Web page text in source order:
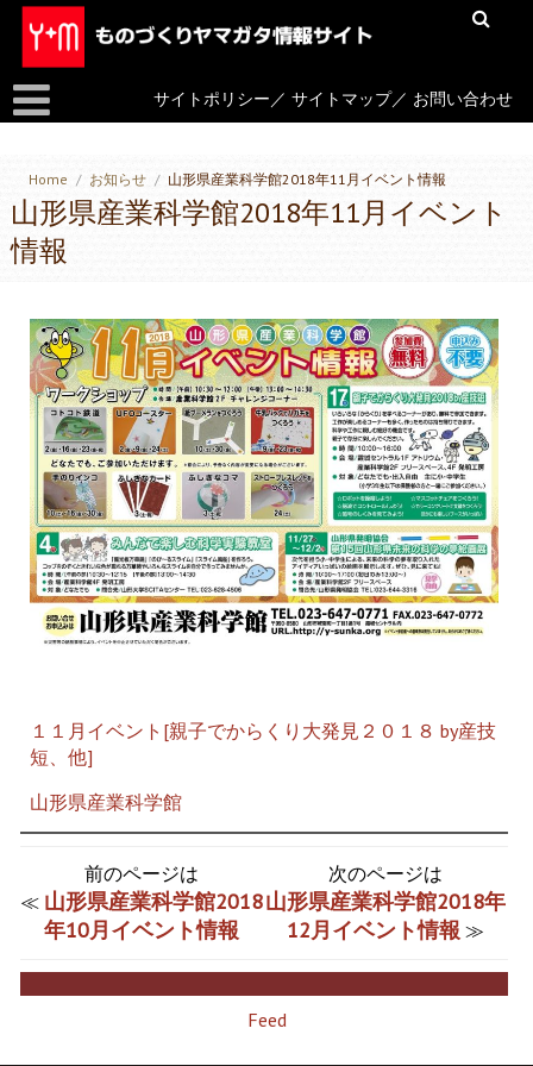
サイトポリシー ／サイトマップ／ お問い合わせ
Home / お知らせ / 山形県産業科学館2018年11月イベント情報
山形県産業科学館2018年11月イベント
情報
１１月イベント[親子でからくり大発見２０１８ by産技
短、他]
山形県産業科学館
前のページは
≪ 山形県産業科学館2018
年10月イベント情報
次のページは
山形県産業科学館2018年
12月イベント情報 ≫
Feed